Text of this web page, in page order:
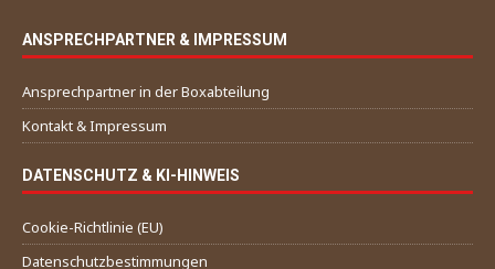
ANSPRECHPARTNER & IMPRESSUM
Ansprechpartner in der Boxabteilung
Kontakt & Impressum
DATENSCHUTZ & KI-HINWEIS
Cookie-Richtlinie (EU)
Datenschutzbestimmungen